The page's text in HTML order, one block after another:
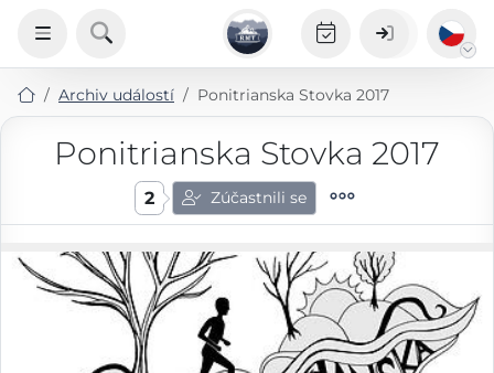
Archiv událostí Ponitrianska Stovka 2017
Ponitrianska Stovka 2017
2 Zúčastnili se